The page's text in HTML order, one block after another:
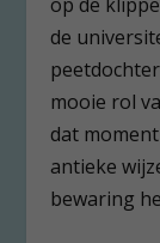
de
mooie rol
dat
antieke
bewaring